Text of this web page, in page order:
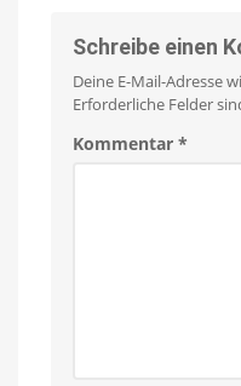
Schreibe einen
Deine E-Mail-Adresse
Erforderliche Felder
Kommentar *